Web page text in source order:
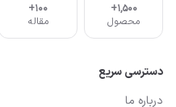
1,500+
محصول
100+
مقاله
دسترسی سریع
درباره ما